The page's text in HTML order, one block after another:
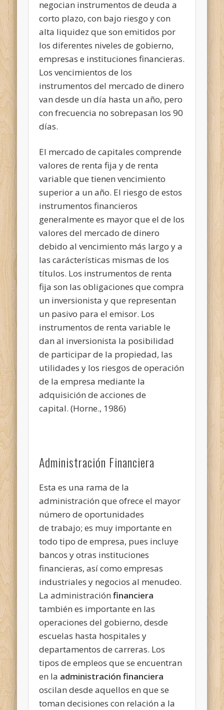
negocian instrumentos de deuda a
corto plazo, con bajo riesgo y con
alta liquidez que son emitidos por
los diferentes niveles de gobierno,
empresas e instituciones financieras.
Los vencimientos de los
instrumentos del mercado de dinero
van desde un día hasta un año, pero
con frecuencia no sobrepasan los 90
días.
El mercado de capitales comprende
valores de renta fija y de renta
variable que tienen vencimiento
superior a un año. El riesgo de estos
instrumentos financieros
generalmente es mayor que el de los
valores del mercado de dinero
debido al vencimiento más largo y a
las carácterísticas mismas de los
títulos. Los instrumentos de renta
fija son las obligaciones que compra
un inversionista y que representan
un pasivo para el emisor. Los
instrumentos de renta variable le
dan al inversionista la posibilidad
de participar de la propiedad, las
utilidades y los riesgos de operación
de la empresa mediante la
adquisición de acciones de
capital. (Horne., 1986)
Administración Financiera
Esta es una rama de la
administración que ofrece el mayor
número de oportunidades
de trabajo; es muy importante en
todo tipo de empresa, pues incluye
bancos y otras instituciones
financieras, así como empresas
industriales y negocios al menudeo.
La administraciónfinanciera
también es importante en las
operaciones del gobierno, desde
escuelas hasta hospitales y
departamentos de carreras. Los
tipos de empleos que se encuentran
en la administración financiera
oscilan desde aquellos en que se
toman decisiones con relación a la